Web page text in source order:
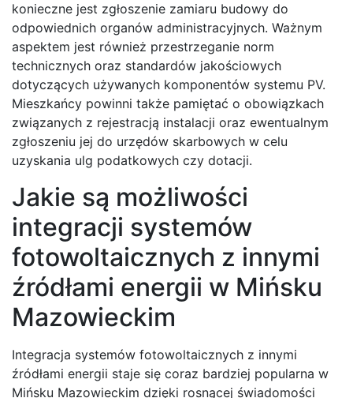
konieczne jest zgłoszenie zamiaru budowy do
odpowiednich organów administracyjnych. Ważnym
aspektem jest również przestrzeganie norm
technicznych oraz standardów jakościowych
dotyczących używanych komponentów systemu PV.
Mieszkańcy powinni także pamiętać o obowiązkach
związanych z rejestracją instalacji oraz ewentualnym
zgłoszeniu jej do urzędów skarbowych w celu
uzyskania ulg podatkowych czy dotacji.
Jakie są możliwości
integracji systemów
fotowoltaicznych z innymi
źródłami energii w Mińsku
Mazowieckim
Integracja systemów fotowoltaicznych z innymi
źródłami energii staje się coraz bardziej popularna w
Mińsku Mazowieckim dzięki rosnącej świadomości